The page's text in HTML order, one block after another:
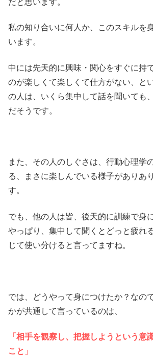
私の知り合いに何人か、このスキルを
います。
中には先天的に興味・関心をすぐに持
のが楽しくて楽しくて仕方がない、と
の人は、いくら集中して話を聞いても
だそうです。
また、その人のしぐさは、行動心理学
る、まさに楽しんでいる様子がありあ
す。
でも、他の人は皆、後天的に訓練で身
やっぱり、集中して聞くとどっと疲れ
じて使い分けると言ってますね。
では、どうやって身につけたか？なの
かが共通して言っているのは、
「相手を観察し、把握しようという意
こと」